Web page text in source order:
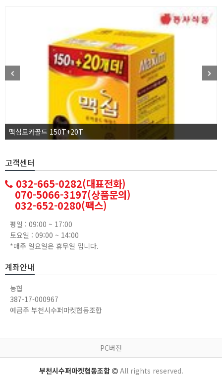
맥심모카골드 150T+20T
고객센터
032-665-0282(대표전화)
070-5066-3197(상품문의)
032-652-0280(팩스)
평일 : 09:00 ~ 17:00
토요일 : 09:00 ~ 14:00
*매주 일요일은 휴무일 입니다.
계좌안내
농협
387-17-000967
예금주 부천시수퍼마켓협동조합
PC버전
부천시수퍼마켓협동조합 All rights reserved.